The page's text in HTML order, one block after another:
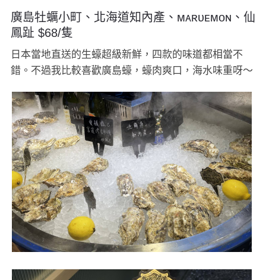
廣島牡蠣小町、北海道知內產、ᴍᴀʀᴜᴇᴍᴏɴ、仙
鳳趾 $68/隻
日本當地直送的生蠔超級新鮮，四款的味道都相當不
錯。不過我比較喜歡廣島蠔，蠔肉爽口，海水味重呀～